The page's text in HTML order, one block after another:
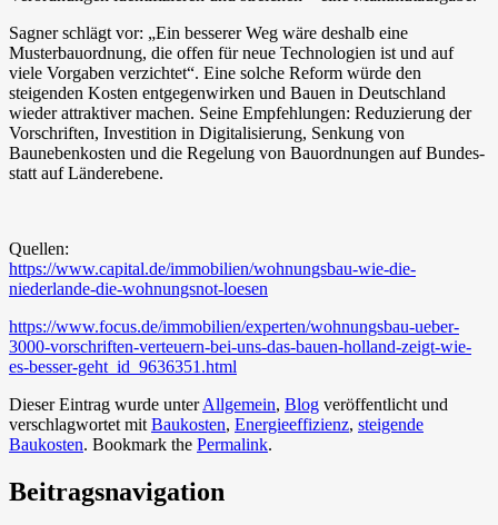
Sagner schlägt vor: „Ein besserer Weg wäre deshalb eine
Musterbauordnung, die offen für neue Technologien ist und auf
viele Vorgaben verzichtet“. Eine solche Reform würde den
steigenden Kosten entgegenwirken und Bauen in Deutschland
wieder attraktiver machen. Seine Empfehlungen: Reduzierung der
Vorschriften, Investition in Digitalisierung, Senkung von
Baunebenkosten und die Regelung von Bauordnungen auf Bundes-
statt auf Länderebene.
Quellen:
https://www.capital.de/immobilien/wohnungsbau-wie-die-
niederlande-die-wohnungsnot-loesen
https://www.focus.de/immobilien/experten/wohnungsbau-ueber-
3000-vorschriften-verteuern-bei-uns-das-bauen-holland-zeigt-wie-
es-besser-geht_id_9636351.html
Dieser Eintrag wurde unterAllgemein, Blog veröffentlicht und
verschlagwortet mit Baukosten, Energieeffizienz, steigende
Baukosten. Bookmark the Permalink.
Beitragsnavigation